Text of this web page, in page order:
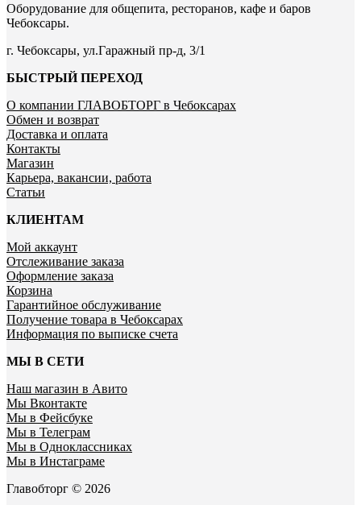
Оборудование для общепита, ресторанов, кафе и баров
Чебоксары.
г. Чебоксары, ул.Гаражный пр-д, 3/1
БЫСТРЫЙ ПЕРЕХОД
О компании ГЛАВОБТОРГ в Чебоксарах
Обмен и возврат
Доставка и оплата
Контакты
Магазин
Карьера, вакансии, работа
Статьи
КЛИЕНТАМ
Мой аккаунт
Отслеживание заказа
Оформление заказа
Корзина
Гарантийное обслуживание
Получение товара в Чебоксарах
Информация по выписке счета
МЫ В СЕТИ
Наш магазин в Авито
Мы Вконтакте
Мы в Фейсбуке
Мы в Телеграм
Мы в Одноклассниках
Мы в Инстаграме
Главобторг © 2026